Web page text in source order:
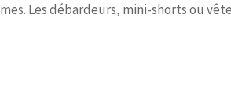
Les débardeurs, mini-shorts ou